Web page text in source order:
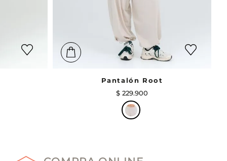
Pantalón Root
$ 229.900